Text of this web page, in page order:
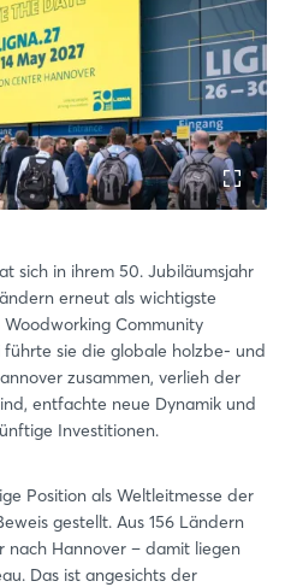
sich in ihrem 50. Jubiläumsjahr
erneut als wichtigste
Community
führte sie die globale holzbe- und
zusammen, verlieh der
entfachte neue Dynamik und
Investitionen.
Position als Weltleitmesse der
gestellt. Aus 156 Ländern
nach Hannover – damit liegen
Das ist angesichts der